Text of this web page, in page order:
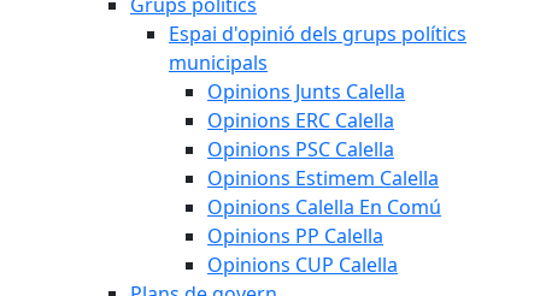
Espai d'opinió dels grups polítics
municipals
Opinions Junts Calella
Opinions ERC Calella
Opinions PSC Calella
Opinions Estimem Calella
Opinions Calella En Comú
Opinions PP Calella
Opinions CUP Calella